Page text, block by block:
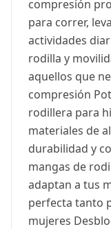
compresión
para correr,
actividades
rodilla y
aquellos que
compresión
rodillera para
materiales de
durabilidad y
mangas de
adaptan a tus
perfecta tanto
mujeres